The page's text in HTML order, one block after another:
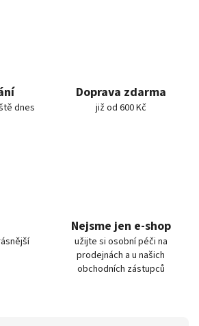
dnes
Doprava zdarma
již od 600 Kč
Nejsme jen e-shop
užijte si osobní péči na
prodejnách a u našich
obchodních zástupců